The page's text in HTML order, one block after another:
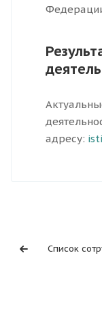
адресу:
Список